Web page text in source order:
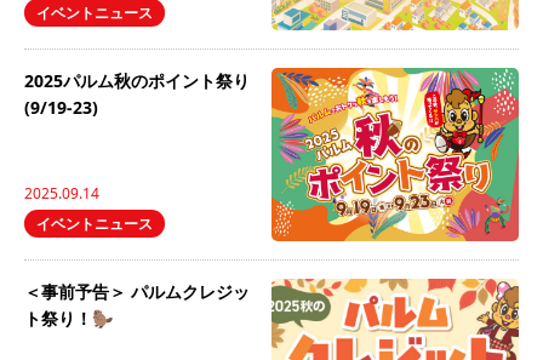
イベントニュース
2025パルム秋のポイント祭り
(9/19-23)
2025.09.14
イベントニュース
＜事前予告＞ パルムクレジッ
ト祭り！🦫